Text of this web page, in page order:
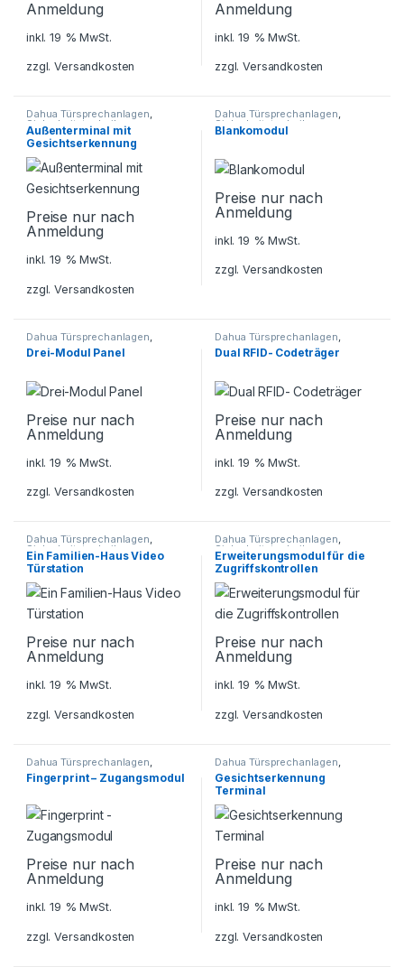
Anmeldung
inkl. 19 % MwSt.
zzgl.Versandkosten
Anmeldung
inkl. 19 % MwSt.
zzgl.Versandkosten
Dahua Türsprechanlagen,
Sicherheitstechnik
Türsprechanlagen,
Zutrittskontrollsystem
Außenterminal mit
Gesichtserkennung
Preise nur nach
Anmeldung
inkl. 19 % MwSt.
zzgl.Versandkosten
Dahua Türsprechanlagen,
Sicherheitstechnik
Türsprechanlagen
Blankomodul
Preise nur nach
Anmeldung
inkl. 19 % MwSt.
zzgl.Versandkosten
Dahua Türsprechanlagen
Sicherheitstechnik
Türsprechanlagen
Drei-Modul Panel
Preise nur nach
Anmeldung
inkl. 19 % MwSt.
zzgl.Versandkosten
Dahua Türsprechanlagen
Sicherheitstechnik,
Türsprechanlagen
Dual RFID- Codeträger
Preise nur nach
Anmeldung
inkl. 19 % MwSt.
zzgl.Versandkosten
Dahua Türsprechanlagen,
Sicherheitstechnik
Türsprechanlagen,
Zutrittskontrollsystem
Ein Familien-Haus Video
Türstation
Preise nur nach
Anmeldung
inkl. 19 % MwSt.
zzgl.Versandkosten
Dahua Türsprechanlagen,
Sicherheitstechnik
Türsprechanlagen
Erweiterungsmodul für die
Zugriffskontrollen
Preise nur nach
Anmeldung
inkl. 19 % MwSt.
zzgl.Versandkosten
Dahua Türsprechanlagen
Sicherheitstechnik
Türsprechanlagen
Fingerprint – Zugangsmodul
Preise nur nach
Anmeldung
inkl. 19 % MwSt.
zzgl.Versandkosten
Dahua Türsprechanlagen
Sicherheitstechnik
Türsprechanlagen,
Zutrittskontrollsystem
Gesichtserkennung
Terminal
Preise nur nach
Anmeldung
inkl. 19 % MwSt.
zzgl.Versandkosten